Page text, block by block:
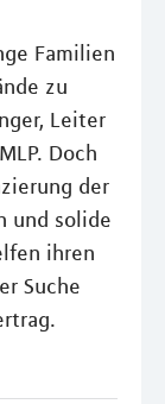
Familien
zu
Leiter
Doch
der
und solide
ihren
Suche